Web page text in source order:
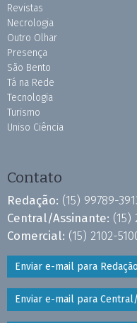
Revistas
Necrologia
Outro Olhar
Presença
São Bento
Tá na Rede
Tecnologia
Turismo
Uniso Ciência
Contato
Redação: (15) 99789-
Central/Assinante: (15)
Comercial: (15) 2102-
Enviar e-mail para Redação
Enviar e-mail para